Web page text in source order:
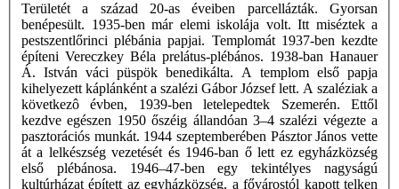
Területét a század 20-as éveiben parcellázták. Gyorsan
benépesült. 1935-ben már elemi iskolája volt. Itt miséztek a
pestszentlőrinci plébánia papjai. Templomát 1937-ben kezdte
építeni Vereczkey Béla prelátus-plébános. 1938-ban Hanauer
Á. István váci püspök benedikálta. A templom első papja
kihelyezett káplánként a szalézi Gábor József lett. A szaléziak a
következô évben, 1939-ben letelepedtek Szemerén. Ettől
kezdve egészen 1950 őszéig állandóan 3–4 szalézi végezte a
pasztorációs munkát. 1944 szeptemberében Pásztor János vette
át a lelkészség vezetését és 1946-ban ő lett ez egyházközség
első plébánosa. 1946–47-ben egy tekintélyes nagyságú
kultúrházat épített az egyházközség, a fővárostól kapott telken